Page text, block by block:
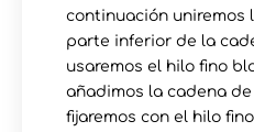
continuación uniremos
parte inferior de la
usaremos el hilo fino
añadimos la cadena
fijaremos con el hilo